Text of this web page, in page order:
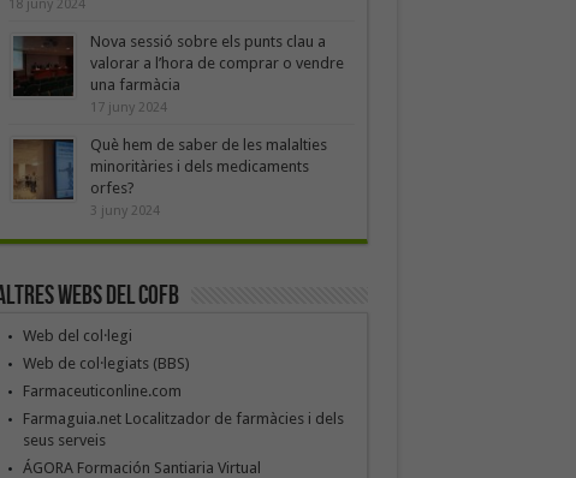
18 juny 2024
Nova sessió sobre els punts clau a
valorar a l’hora de comprar o vendre
una farmàcia
17 juny 2024
Què hem de saber de les malalties
minoritàries i dels medicaments
orfes?
3 juny 2024
webs del COFB
Web del col·legi
Web de col·legiats (BBS)
Farmaceuticonline.com
Farmaguia.net Localitzador de farmàcies i dels
seus serveis
ÁGORA Formación Santiaria Virtual